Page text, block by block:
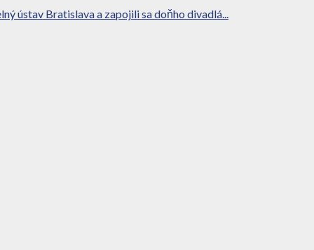
ústav Bratislava a zapojili sa doňho divadlá...